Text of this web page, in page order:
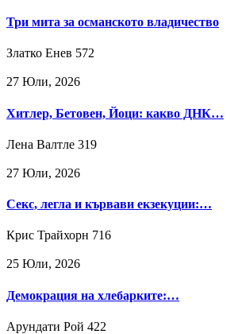
Три мита за османското владичество
Златко Енев 572
27 Юли, 2026
Хитлер, Бетовен, Йоци: какво ДНК…
Лена Валтле 319
27 Юли, 2026
Секс, легла и кървави екзекуции:…
Крис Трайхорн 716
25 Юли, 2026
Демокрация на хлебарките:…
Арундати Рой 422